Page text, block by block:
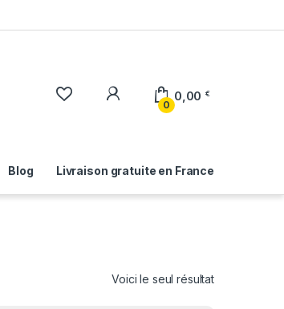
0
0,00 €
Livraison gratuite en France
Blog
Voici le seul résultat